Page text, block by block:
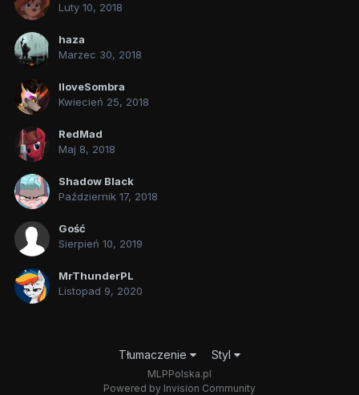
Luty 10, 2018
haza
Marzec 30, 2018
IloveSombra
Kwiecień 25, 2018
RedMad
Maj 8, 2018
Shadow Black
Październik 17, 2018
Gość
Sierpień 10, 2019
MrThunderPL
Listopad 9, 2020
Tłumaczenie Styl
MLPPolska.pl
Powered by Invision Community